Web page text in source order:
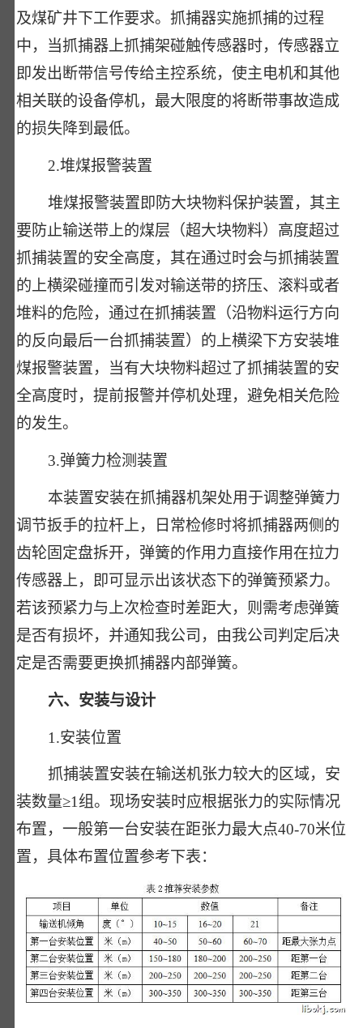
及煤矿井下工作要求。抓捕器实施抓捕的过程
中，当抓捕器上抓捕架碰触传感器时，传感器立
即发出断带信号传给主控系统，使主电机和其他
相关联的设备停机，最大限度的将断带事故造成
的损失降到最低。
2.堆煤报警装置
堆煤报警装置即防大块物料保护装置，其主
要防止输送带上的煤层（超大块物料）高度超过
抓捕装置的安全高度，其在通过时会与抓捕装置
的上横梁碰撞而引发对输送带的挤压、滚料或者
堆料的危险，通过在抓捕装置（沿物料运行方向
的反向最后一台抓捕装置）的上横梁下方安装堆
煤报警装置，当有大块物料超过了抓捕装置的安
全高度时，提前报警并停机处理，避免相关危险
的发生。
3.弹簧力检测装置
本装置安装在抓捕器机架处用于调整弹簧力
调节扳手的拉杆上，日常检修时将抓捕器两侧的
齿轮固定盘拆开，弹簧的作用力直接作用在拉力
传感器上，即可显示出该状态下的弹簧预紧力。
若该预紧力与上次检查时差距大，则需考虑弹簧
是否有损坏，并通知我公司，由我公司判定后决
定是否需要更换抓捕器内部弹簧。
六、安装与设计
1.安装位置
抓捕装置安装在输送机张力较大的区域，安
装数量≥1组。现场安装时应根据张力的实际情况
布置，一般第一台安装在距张力最大点40-70米位
置，具体布置位置参考下表：